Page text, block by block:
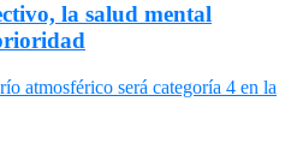
la salud mental